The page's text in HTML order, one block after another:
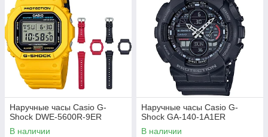
Наручные часы Casio G-
Shock DWE-5600R-9ER
В наличии
Наручные часы Casio G-
Shock GA-140-1A1ER
В наличии